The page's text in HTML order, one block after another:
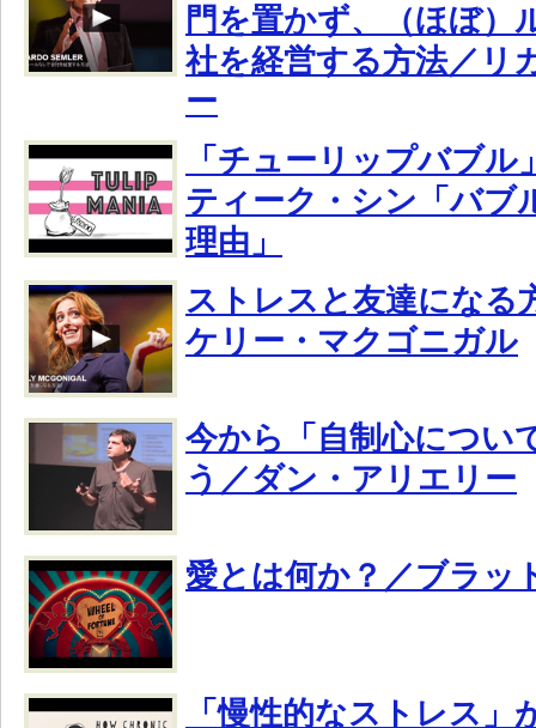
門を置かず、（ほぼ）
社を経営する方法／リ
ー
「チューリップバブル
ティーク・シン「バブ
理由」
ストレスと友達になる
ケリー・マクゴニガル
今から「自制心につい
う／ダン・アリエリー
愛とは何か？／ブラッ
「慢性的なストレス」